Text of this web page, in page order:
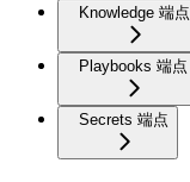
Knowledge 端点
Playbooks 端点
Secrets 端点